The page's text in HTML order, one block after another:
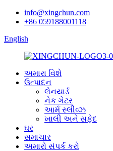
info@xingchun.com
+86 059188001118
English
અમારા વિશે
ઉત્પાદન
લેનયાર્ડ
નેક ગેટર
આર્મ સ્લીવ્ઝ
ખાલી અને સફેદ
ઘર
સમાચાર
અમારો સંપર્ક કરો